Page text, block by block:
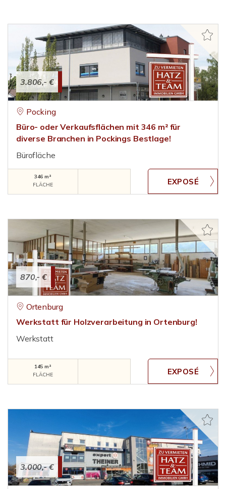
3.806,- €
Pocking
Büro- oder Verkaufsflächen mit 346 m² für
diverse Branchen in Pockings Bestlage!
Bürofläche
346 m²
FLÄCHE
870,- €
Ortenburg
Werkstatt für Holzverarbeitung in Ortenburg!
Werkstatt
145 m²
FLÄCHE
3.000,- €